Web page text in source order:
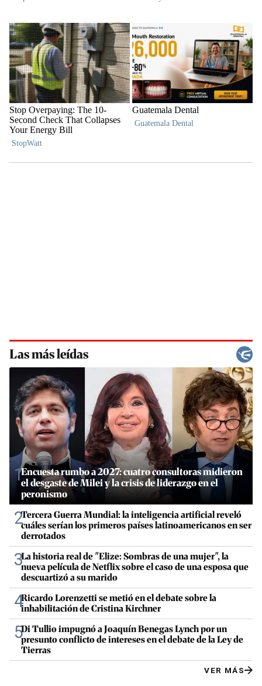
Las más leídas
1Encuesta rumbo a 2027: cuatro consultoras midieron
el desgaste de Milei y la crisis de liderazgo en el
peronismo
2Tercera Guerra Mundial: la inteligencia artificial reveló
cuáles serían los primeros países latinoamericanos en ser
derrotados
3La historia real de "Elize: Sombras de una mujer", la
nueva película de Netflix sobre el caso de una esposa que
descuartizó a su marido
4Ricardo Lorenzetti se metió en el debate sobre la
inhabilitación de Cristina Kirchner
5Di Tullio impugnó a Joaquín Benegas Lynch por un
presunto conflicto de intereses en el debate de la Ley de
Tierras
VER MÁS